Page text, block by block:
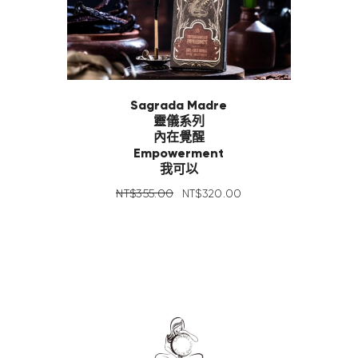
Sagrada Madre
靈儀系列
內在覺醒
Empowerment
我可以
NT$355.00 NT$320 00